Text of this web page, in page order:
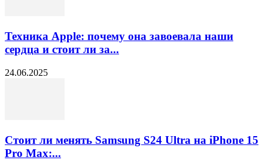
Техника Apple: почему она завоевала наши
сердца и стоит ли за...
24.06.2025
Стоит ли менять Samsung S24 Ultra на iPhone 15
Pro Max:...